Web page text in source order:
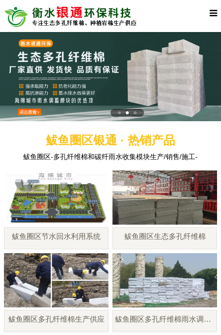
鲅鱼圈区银通 · 热销产品
鲅鱼圈区-多孔纤维棉和碳纤雨水收集模块生产/销售/施工-
鲅鱼圈区节水回水利用系统 鲅鱼圈区生态多孔纤维棉
鲅鱼圈区多孔纤维棉生产供应 鲅鱼圈区多孔纤维棉雨水调蓄模块